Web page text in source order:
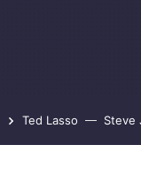
Ted Lasso Steve